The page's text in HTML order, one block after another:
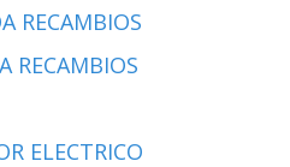
RECAMBIOS
RECAMBIOS
ELECTRICO